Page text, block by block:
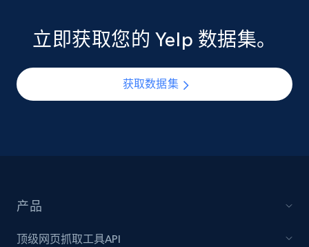
立即获取您的 Yelp 数据集。
获取数据集
产品
顶级网页抓取工具API